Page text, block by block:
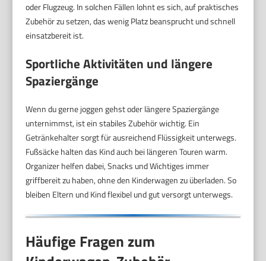
oder Flugzeug. In solchen Fällen lohnt es sich, auf praktisches
Zubehör zu setzen, das wenig Platz beansprucht und schnell
einsatzbereit ist.
Sportliche Aktivitäten und längere
Spaziergänge
Wenn du gerne joggen gehst oder längere Spaziergänge
unternimmst, ist ein stabiles Zubehör wichtig. Ein
Getränkehalter sorgt für ausreichend Flüssigkeit unterwegs.
Fußsäcke halten das Kind auch bei längeren Touren warm.
Organizer helfen dabei, Snacks und Wichtiges immer
griffbereit zu haben, ohne den Kinderwagen zu überladen. So
bleiben Eltern und Kind flexibel und gut versorgt unterwegs.
Häufige Fragen zum